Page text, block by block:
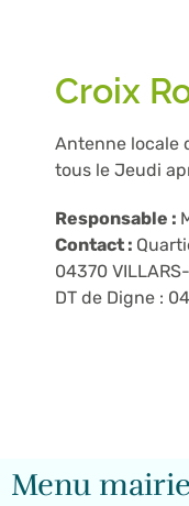
Croix
Antenne locale
tous le Jeudi
Responsable :
Contact :
04370
DT de Digne :
Menu mairie